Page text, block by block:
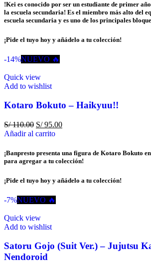
!Kei es conocido por ser un estudiante de primer
la escuela secundaria! Es el miembro más alto del
escuela secundaria y es uno de los principales
¡Pide el tuyo hoy y añádelo a tu colección!
-14%NUEVO 🔥
Quick view
Add to wishlist
Kotaro Bokuto – Haikyuu!!
S/110.00 S/95.00
Añadir al carrito
¡Banpresto presenta una figura de Kotaro Bokuto
para agregar a tu colección!
¡Pide el tuyo hoy y añádelo a tu colección!
-7%NUEVO 🔥
Quick view
Add to wishlist
Satoru Gojo (Suit Ver.) – Jujutsu
Nendoroid